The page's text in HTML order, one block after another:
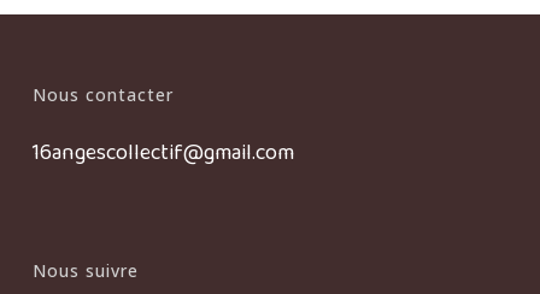
Nous contacter
16angescollectif@gmail.com
Nous suivre